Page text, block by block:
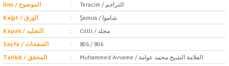
İlim / الموضوع
Teracim / التراجم
Kağıt / الورق
Şamua / شاموا
Kapak / التجليد
Ciltli / مجلد
Sayfa / الصفحات
806 / 806
Tahkik / المحقق
Muhammed Avvame / العلامة الشيخ محمد عوامة